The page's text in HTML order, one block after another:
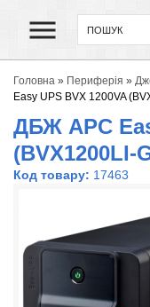
Головна » Периферія »
Easy UPS BVX 1200VA
ДБЖ APC
(BVX1200LI-
Код товару: 17463